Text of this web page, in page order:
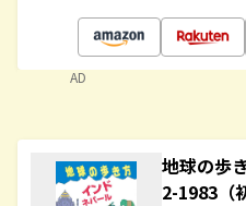
AD
地球の歩
2-1983（